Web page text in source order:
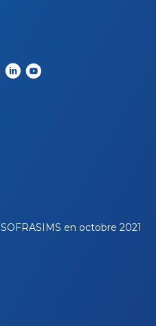
SOFRASIMS en octobre 2021